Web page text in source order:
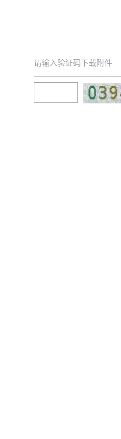
请输入验证码下载附件